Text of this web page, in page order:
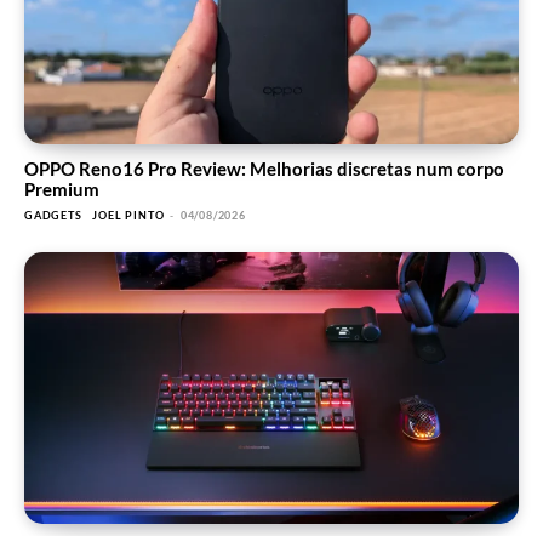
OPPO Reno16 Pro Review: Melhorias discretas num corpo
Premium
GADGETS JOEL PINTO - 04/08/2026